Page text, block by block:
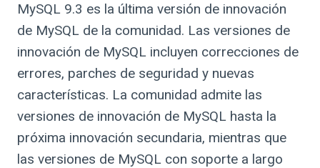
MySQL 9.3 es la última versión de innovación
de MySQL de la comunidad. Las versiones de
innovación de MySQL incluyen correcciones de
errores, parches de seguridad y nuevas
características. La comunidad admite las
versiones de innovación de MySQL hasta la
próxima innovación secundaria, mientras que
las versiones de MySQL con soporte a largo